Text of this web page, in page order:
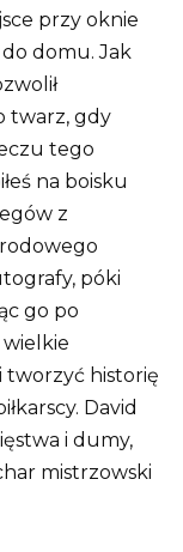
przy oknie
do domu.Jak
twarz, gdy
tego
na boisku
z
póki
go po
wielkie
tworzyć historię
David
i dumy,
mistrzowski